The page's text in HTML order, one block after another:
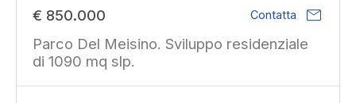
€ 850.000 Contatta mail
Parco Del Meisino. Sviluppo residenziale
di 1090 mq slp.